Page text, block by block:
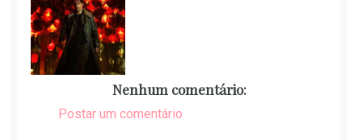
Nenhum comentário:
Postar um comentário